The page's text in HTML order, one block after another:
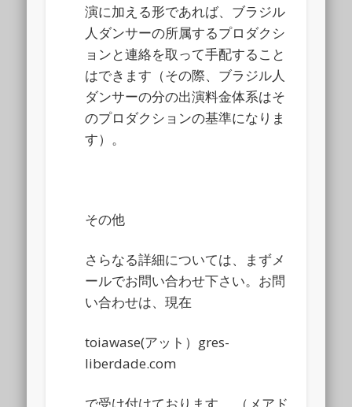
演に加える形であれば、ブラジル
人ダンサーの所属するプロダクシ
ョンと連絡を取って手配すること
はできます（その際、ブラジル人
ダンサーの分の出演料金体系はそ
のプロダクションの基準になりま
す）。
その他
さらなる詳細については、まずメ
ールでお問い合わせ下さい。お問
い合わせは、現在
toiawase(アット）gres-
liberdade.com
で受け付けております。 （メアド